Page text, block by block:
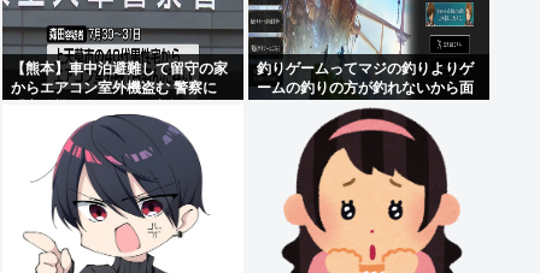
【熊本】車中泊避難して留守の家
からエアコン室外機盗む 警察に
釣りゲームってマジの釣りよりゲ
ームの釣りの方が釣れないから面
白くないんだよな